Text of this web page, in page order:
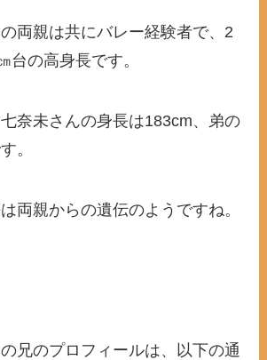
両親は共にバレー経験者で、2
台の高身長です。
奈未さんの身長は183cm、弟の
。
両親からの遺伝のようですね。
兄のプロフィールは、以下の通